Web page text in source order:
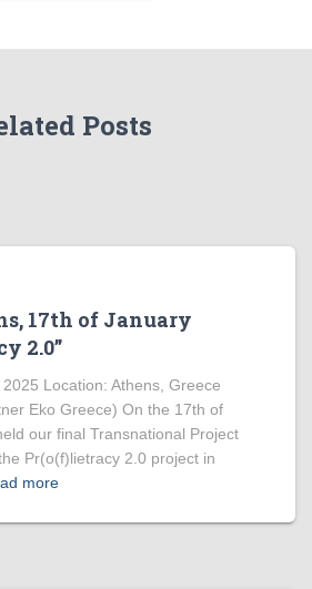
Posts
17th of January
2.0”
Location: Athens, Greece
Eko Greece) On the 17th of
our final Transnational Project
Pr(o(f)lietracy 2.0 project in
more